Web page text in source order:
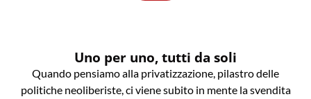
Uno per uno, tutti da soli
Quando pensiamo alla privatizzazione, pilastro delle
politiche neoliberiste, ci viene subito in mente la svendita